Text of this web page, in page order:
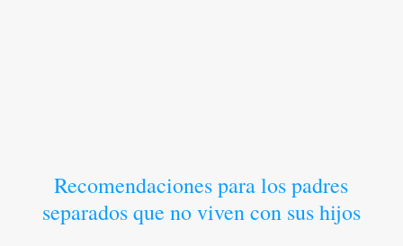
Recomendaciones para los padres
separados que no viven con sus hijos